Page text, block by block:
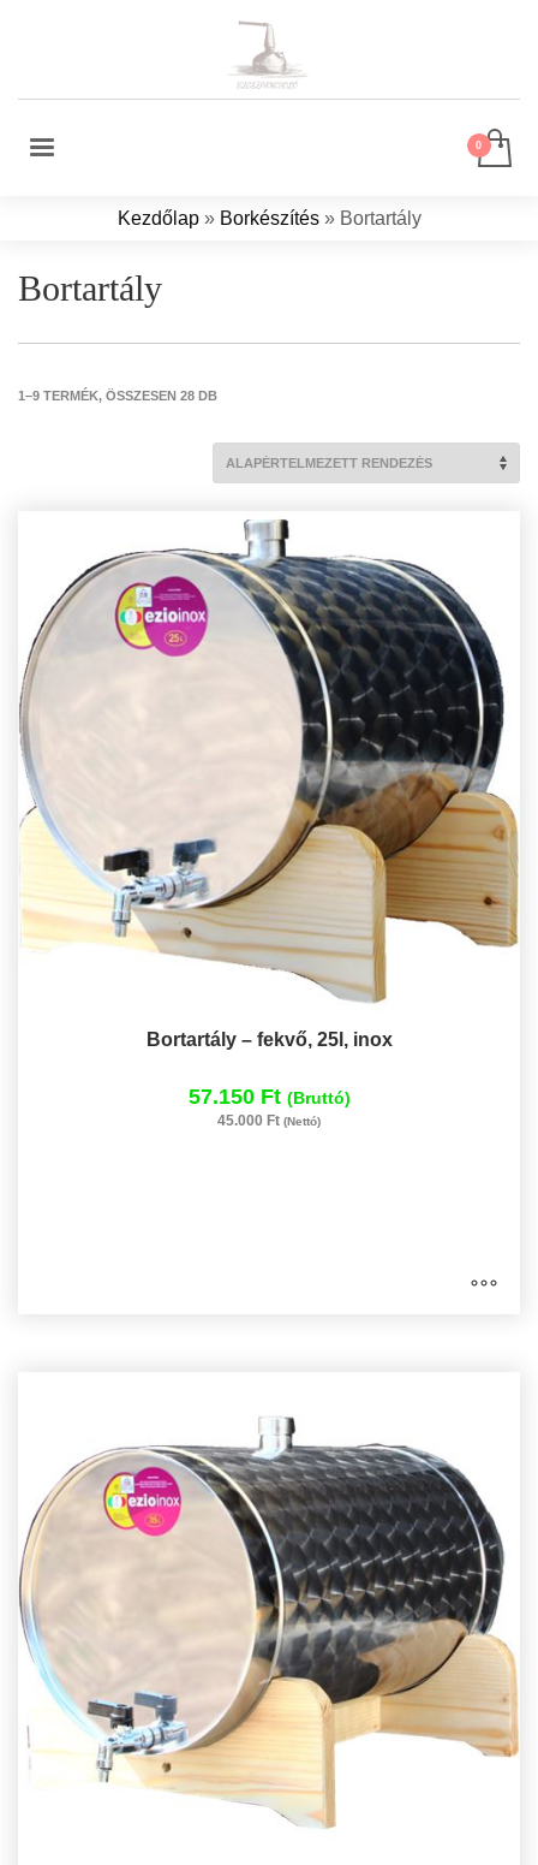
Kezdőlap» Borkészítés» Bortartály
Bortartály
1–9 TERMÉK, ÖSSZESEN 28 DB
Bortartály – fekvő, 25l, inox
57.150 Ft (Bruttó)
45.000 Ft (Nettó)